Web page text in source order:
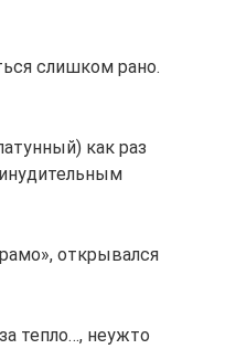
слишком рано.
как раз
открывался
тепло…, неужто